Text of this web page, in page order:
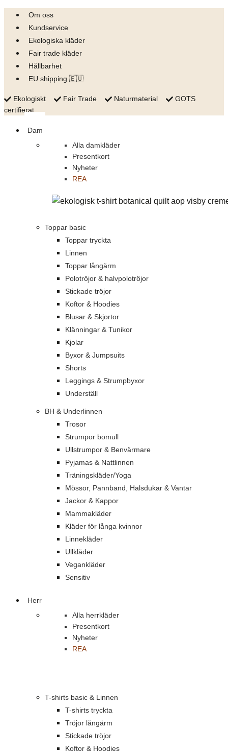
Skip
content
Om oss
Kundservice
Ekologiska kläder
Fair trade kläder
Hållbarhet
EU shipping 🇪🇺
Ekologiskt Fair Trade Naturmaterial
GOTS
certifierat
Dam
Alla damkläder
Presentkort
Nyheter
REA
Toppar basic
Toppar tryckta
Linnen
Toppar långärm
Polotröjor & halvpolotröjor
Stickade tröjor
Koftor & Hoodies
Blusar & Skjortor
Klänningar & Tunikor
Kjolar
Byxor & Jumpsuits
Shorts
Leggings & Strumpbyxor
Underställ
BH & Underlinnen
Trosor
Strumpor bomull
Ullstrumpor & Benvärmare
Pyjamas & Nattlinnen
Träningskläder/Yoga
Mössor, Pannband, Halsdukar & Vantar
Jackor & Kappor
Mammakläder
Kläder för långa kvinnor
Linnekläder
Ullkläder
Vegankläder
Sensitiv
Herr
Alla herrkläder
Presentkort
Nyheter
REA
T-shirts basic & Linnen
T-shirts tryckta
Tröjor långärm
Stickade tröjor
Koftor & Hoodies